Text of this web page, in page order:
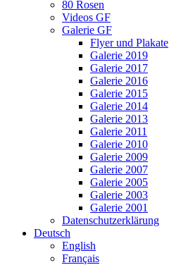
80 Rosen
Videos GF
Galerie GF
Flyer und Plakate
Galerie 2019
Galerie 2017
Galerie 2016
Galerie 2015
Galerie 2014
Galerie 2013
Galerie 2011
Galerie 2010
Galerie 2009
Galerie 2007
Galerie 2005
Galerie 2003
Galerie 2001
Datenschutzerklärung
Deutsch
English
Français